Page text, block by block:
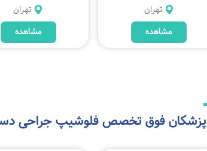
تهران
مشاهده
تهران
مشاهده
پزشکان فوق تخصصفلوشیپ جراحی